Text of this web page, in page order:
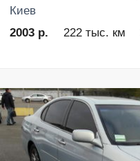
Киев
2003 р.
222 тыс. км